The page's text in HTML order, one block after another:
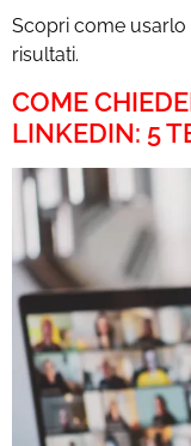
Scopri come
risultati.
COME
LINKEDIN: 5